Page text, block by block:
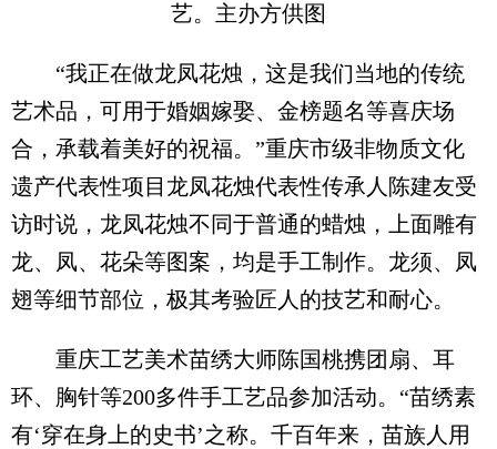
艺。主办方供图
“我正在做龙凤花烛，这是我们当地的传统
艺术品，可用于婚姻嫁娶、金榜题名等喜庆场
合，承载着美好的祝福。”重庆市级非物质文化
遗产代表性项目龙凤花烛代表性传承人陈建友受
访时说，龙凤花烛不同于普通的蜡烛，上面雕有
龙、凤、花朵等图案，均是手工制作。龙须、凤
翅等细节部位，极其考验匠人的技艺和耐心。
重庆工艺美术苗绣大师陈国桃携团扇、耳
环、胸针等200多件手工艺品参加活动。“苗绣素
有‘穿在身上的史书’之称。千百年来，苗族人用